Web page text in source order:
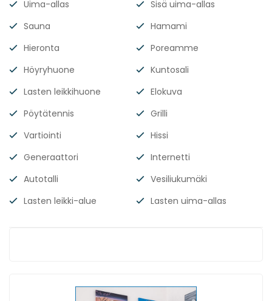
Uima-allas
Sisä uima-allas
Sauna
Hamami
Hieronta
Poreamme
Höyryhuone
Kuntosali
Lasten leikkihuone
Elokuva
Pöytätennis
Grilli
Vartiointi
Hissi
Generaattori
Internetti
Autotalli
Vesiliukumäki
Lasten leikki-alue
Lasten uima-allas